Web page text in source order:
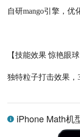
自研mango引擎，优
【技能效果 惊艳眼球
独特粒子打击效果，
iPhone Math机